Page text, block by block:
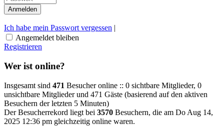
Ich habe mein Passwort vergessen |
Angemeldet bleiben
Registrieren
Wer ist online?
Insgesamt sind 471 Besucher online :: 0 sichtbare Mitglieder, 0
unsichtbare Mitglieder und 471 Gäste (basierend auf den aktiven
Besuchern der letzten 5 Minuten)
Der Besucherrekord liegt bei 3570 Besuchern, die am Do Aug 14,
2025 12:36 pm gleichzeitig online waren.